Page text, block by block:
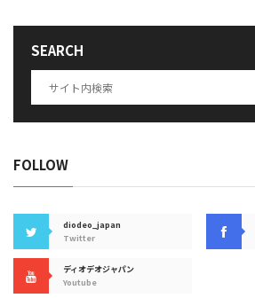
SEARCH
FOLLOW
diodeo_japan
Twitter
ディオデオジャパン
Youtube